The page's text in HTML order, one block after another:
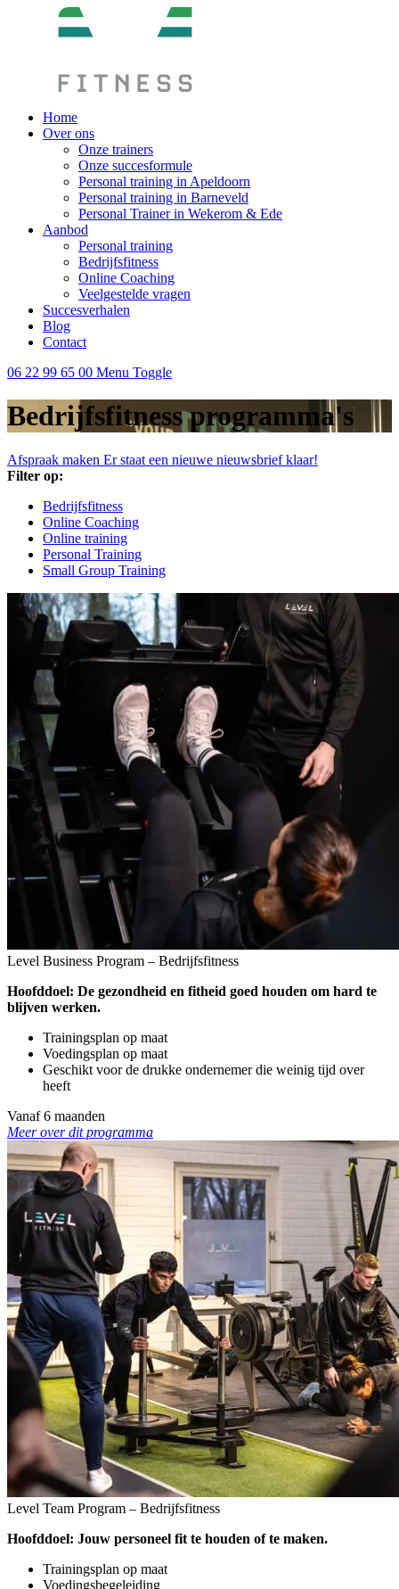
Home
Over ons
Onze trainers
Onze succesformule
Personal training in Apeldoorn
Personal training in Barneveld
Personal Trainer in Wekerom & Ede
Aanbod
Personal training
Bedrijfsfitness
Online Coaching
Veelgestelde vragen
Succesverhalen
Blog
Contact
06 22 99 65 00 Menu Toggle
Bedrijfsfitness programma's
Afspraak maken Er staat een nieuwe nieuwsbrief klaar!
Filter op:
Bedrijfsfitness
Online Coaching
Online training
Personal Training
Small Group Training
Level Business Program – Bedrijfsfitness
Hoofddoel: De gezondheid en fitheid goed houden om hard te
blijven werken.
Trainingsplan op maat
Voedingsplan op maat
Geschikt voor de drukke ondernemer die weinig tijd over
heeft
Vanaf 6 maanden
Meer over dit programma
Level Team Program – Bedrijfsfitness
Hoofddoel: Jouw personeel fit te houden of te maken.
Trainingsplan op maat
Voedingsbegeleiding